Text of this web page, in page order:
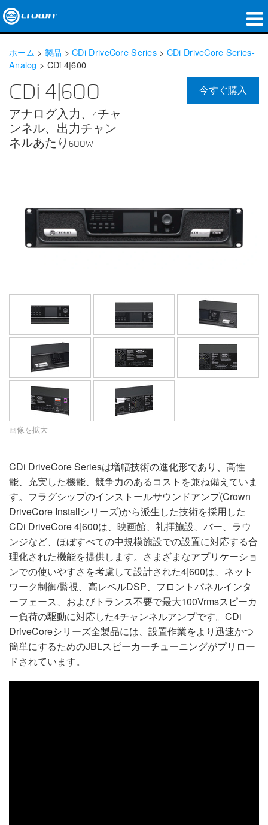
アプリケーション
ネットワークオーディオ
購入先
導入事例
ホーム > 製品 >CDi DriveCore Series> CDi DriveCore Series-
Analog > CDi 4|600
CDi 4|600
アナログ入力、4チャ
ンネル、出力チャン
ネルあたり600W
今すぐ購入
画像を拡大
CDi DriveCore Seriesは増幅技術の進化形であり、高性
能、充実した機能、競争力のあるコストを兼ね備えていま
す。フラグシップのインストールサウンドアンプ(Crown
DriveCore Installシリーズ)から派生した技術を採用した
CDi DriveCore 4|600は、映画館、礼拝施設、バー、ラウ
ンジなど、ほぼすべての中規模施設での設置に対応する合
理化された機能を提供します。さまざまなアプリケーショ
ンでの使いやすさを考慮して設計された4|600は、ネット
ワーク制御/監視、高レベルDSP、フロントパネルインタ
ーフェース、およびトランス不要で最大100Vrmsスピーカ
ー負荷の駆動に対応した4チャンネルアンプです。CDi
DriveCoreシリーズ全製品には、設置作業をより迅速かつ
簡単にするためのJBLスピーカーチューニングがプリロー
ドされています。